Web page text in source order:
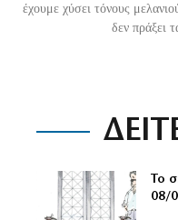
έχουμε χύσει τόνους
δεν πράξει
Το
08/